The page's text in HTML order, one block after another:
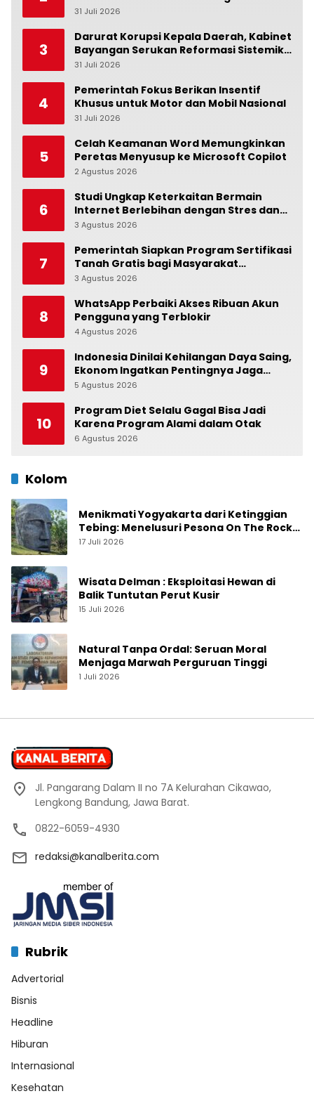
Kesialan
31 Juli 2026
3
Darurat Korupsi Kepala Daerah, Kabinet
Bayangan Serukan Reformasi Sistemik:
Penindakan Saja Tidak Cukup!
31 Juli 2026
4
Pemerintah Fokus Berikan Insentif
Khusus untuk Motor dan Mobil Nasional
31 Juli 2026
5
Celah Keamanan Word Memungkinkan
Peretas Menyusup ke Microsoft Copilot
2 Agustus 2026
6
Studi Ungkap Keterkaitan Bermain
Internet Berlebihan dengan Stres dan
Suasana Hati
3 Agustus 2026
7
Pemerintah Siapkan Program Sertifikasi
Tanah Gratis bagi Masyarakat
Berpenghasilan Rendah
3 Agustus 2026
8
WhatsApp Perbaiki Akses Ribuan Akun
Pengguna yang Terblokir
4 Agustus 2026
9
Indonesia Dinilai Kehilangan Daya Saing,
Ekonom Ingatkan Pentingnya Jaga
Independensi Bank Indonesia
5 Agustus 2026
10
Program Diet Selalu Gagal Bisa Jadi
Karena Program Alami dalam Otak
6 Agustus 2026
Kolom
Menikmati Yogyakarta dari Ketinggian
Tebing: Menelusuri Pesona On The Rock
Jogja yang Sedang Naik Daun
17 Juli 2026
Wisata Delman : Eksploitasi Hewan di
Balik Tuntutan Perut Kusir
15 Juli 2026
Natural Tanpa Ordal: Seruan Moral
Menjaga Marwah Perguruan Tinggi
1 Juli 2026
Jl. Pangarang Dalam II no 7A Kelurahan Cikawao,
Lengkong Bandung, Jawa Barat.
0822-6059-4930
redaksi@kanalberita.com
Rubrik
Advertorial
Bisnis
Headline
Hiburan
Internasional
Kesehatan